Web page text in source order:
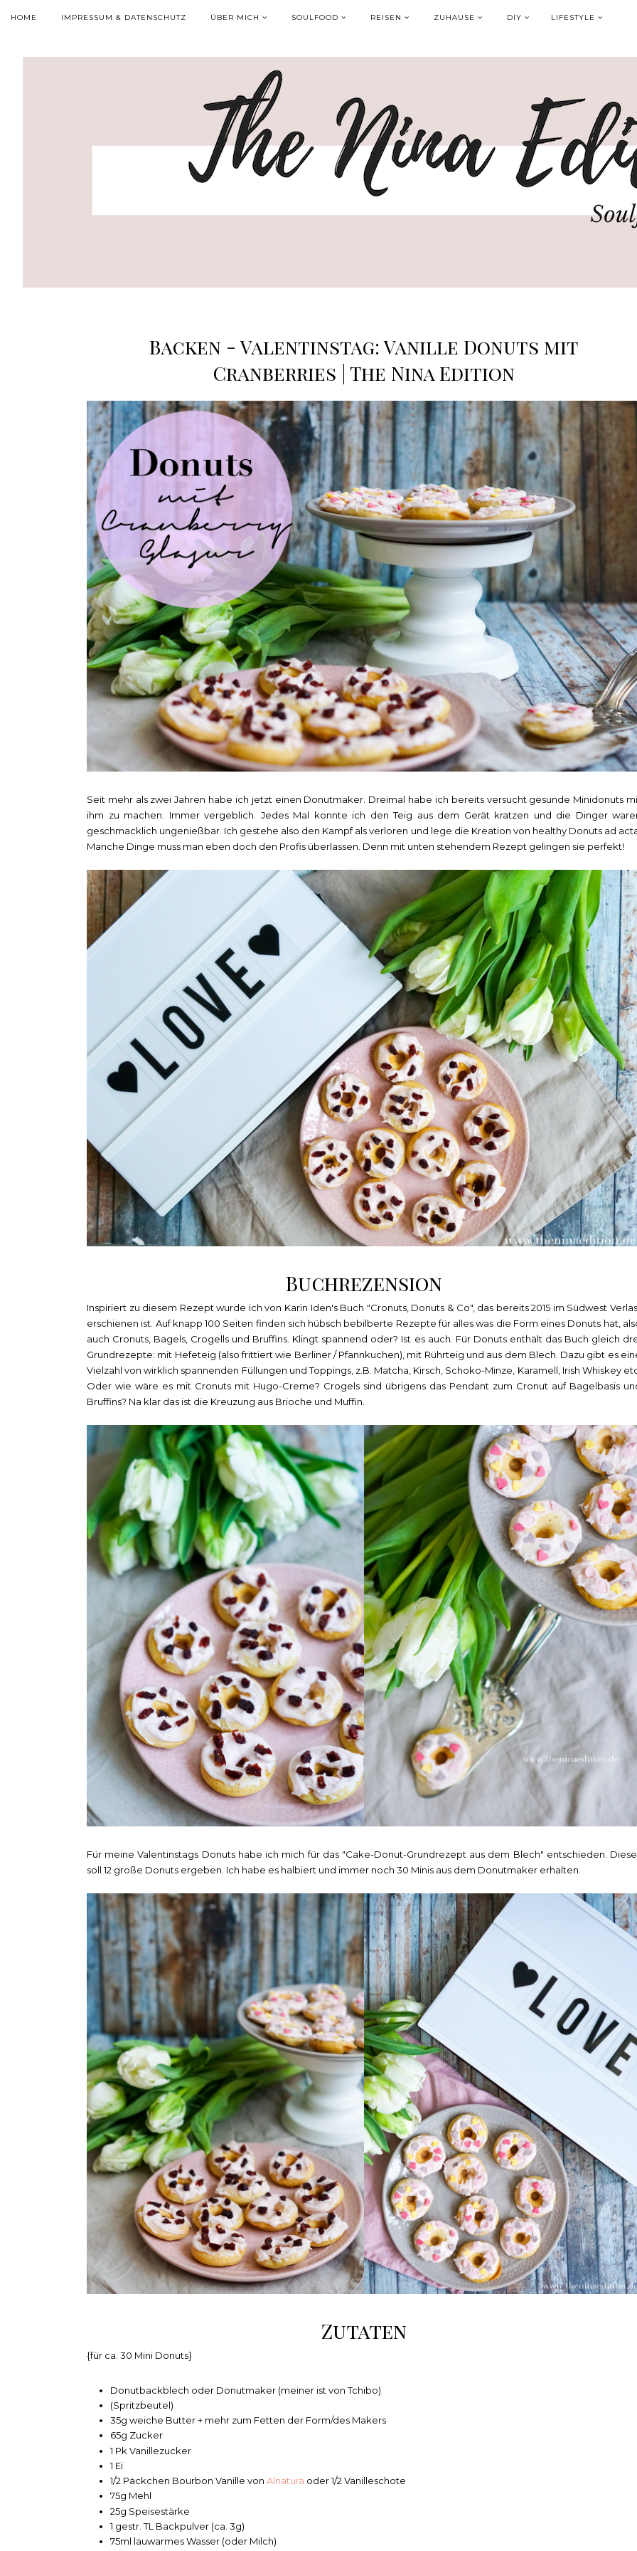
HOME IMPRESSUM & DATENSCHUTZ ÜBER MICH SOULFOOD REISEN ZUHAUSE DIY LIFESTYLE
Backen - Valentinstag: Vanille Donuts mit
Cranberries | The Nina Edition
Seit mehr als zwei Jahren habe ich jetzt einen Donutmaker. Dreimal habe ich bereits versucht gesunde Minidonuts
ihm zu machen. Immer vergeblich. Jedes Mal konnte ich den Teig aus dem Gerät kratzen und die Dinger
geschmacklich ungenießbar. Ich gestehe also den Kampf als verloren und lege die Kreation von healthy Donuts ad
Manche Dinge muss man eben doch den Profis überlassen. Denn mit unten stehendem Rezept gelingen sie perfekt!
Buchrezension
Inspiriert zu diesem Rezept wurde ich von Karin Iden's Buch "Cronuts, Donuts & Co", das bereits 2015 im Südwest
erschienen ist. Auf knapp 100 Seiten finden sich hübsch bebilberte Rezepte für alles was die Form eines Donuts hat,
auch Cronuts, Bagels, Crogells und Bruffins. Klingt spannend oder? Ist es auch. Für Donuts enthält das Buch gleich
Grundrezepte: mit Hefeteig (also frittiert wie Berliner / Pfannkuchen), mit Rührteig und aus dem Blech. Dazu gibt es
Vielzahl von wirklich spannenden Füllungen und Toppings, z.B. Matcha, Kirsch, Schoko-Minze, Karamell, Irish Whiskey
Oder wie wäre es mit Cronuts mit Hugo-Creme? Crogels sind übrigens das Pendant zum Cronut auf Bagelbasis
Bruffins? Na klar das ist die Kreuzung aus Brioche und Muffin.
Für meine Valentinstags Donuts habe ich mich für das "Cake-Donut-Grundrezept aus dem Blech" entschieden.
soll 12 große Donuts ergeben. Ich habe es halbiert und immer noch 30 Minis aus dem Donutmaker erhalten.
Zutaten
{für ca. 30 Mini Donuts}
Donutbackblech oder Donutmaker (meiner ist von Tchibo)
(Spritzbeutel)
35g weiche Butter + mehr zum Fetten der Form/des Makers
65g Zucker
1 Pk Vanillezucker
1 Ei
1/2 Päckchen Bourbon Vanille von Alnatura oder 1/2 Vanilleschote
75g Mehl
25g Speisestärke
1 gestr. TL Backpulver (ca. 3g)
75ml lauwarmes Wasser (oder Milch)